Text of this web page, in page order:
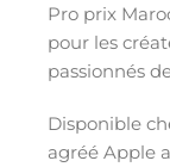
Pro prix
pour les
passionnés
Disponible
agréé Apple